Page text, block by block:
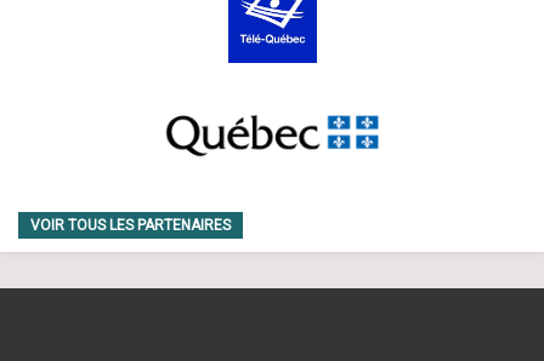
VOIR TOUS LES PARTENAIRES